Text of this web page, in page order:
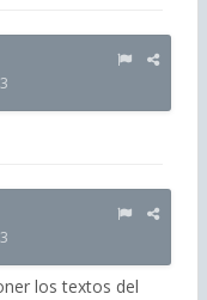
los textos del